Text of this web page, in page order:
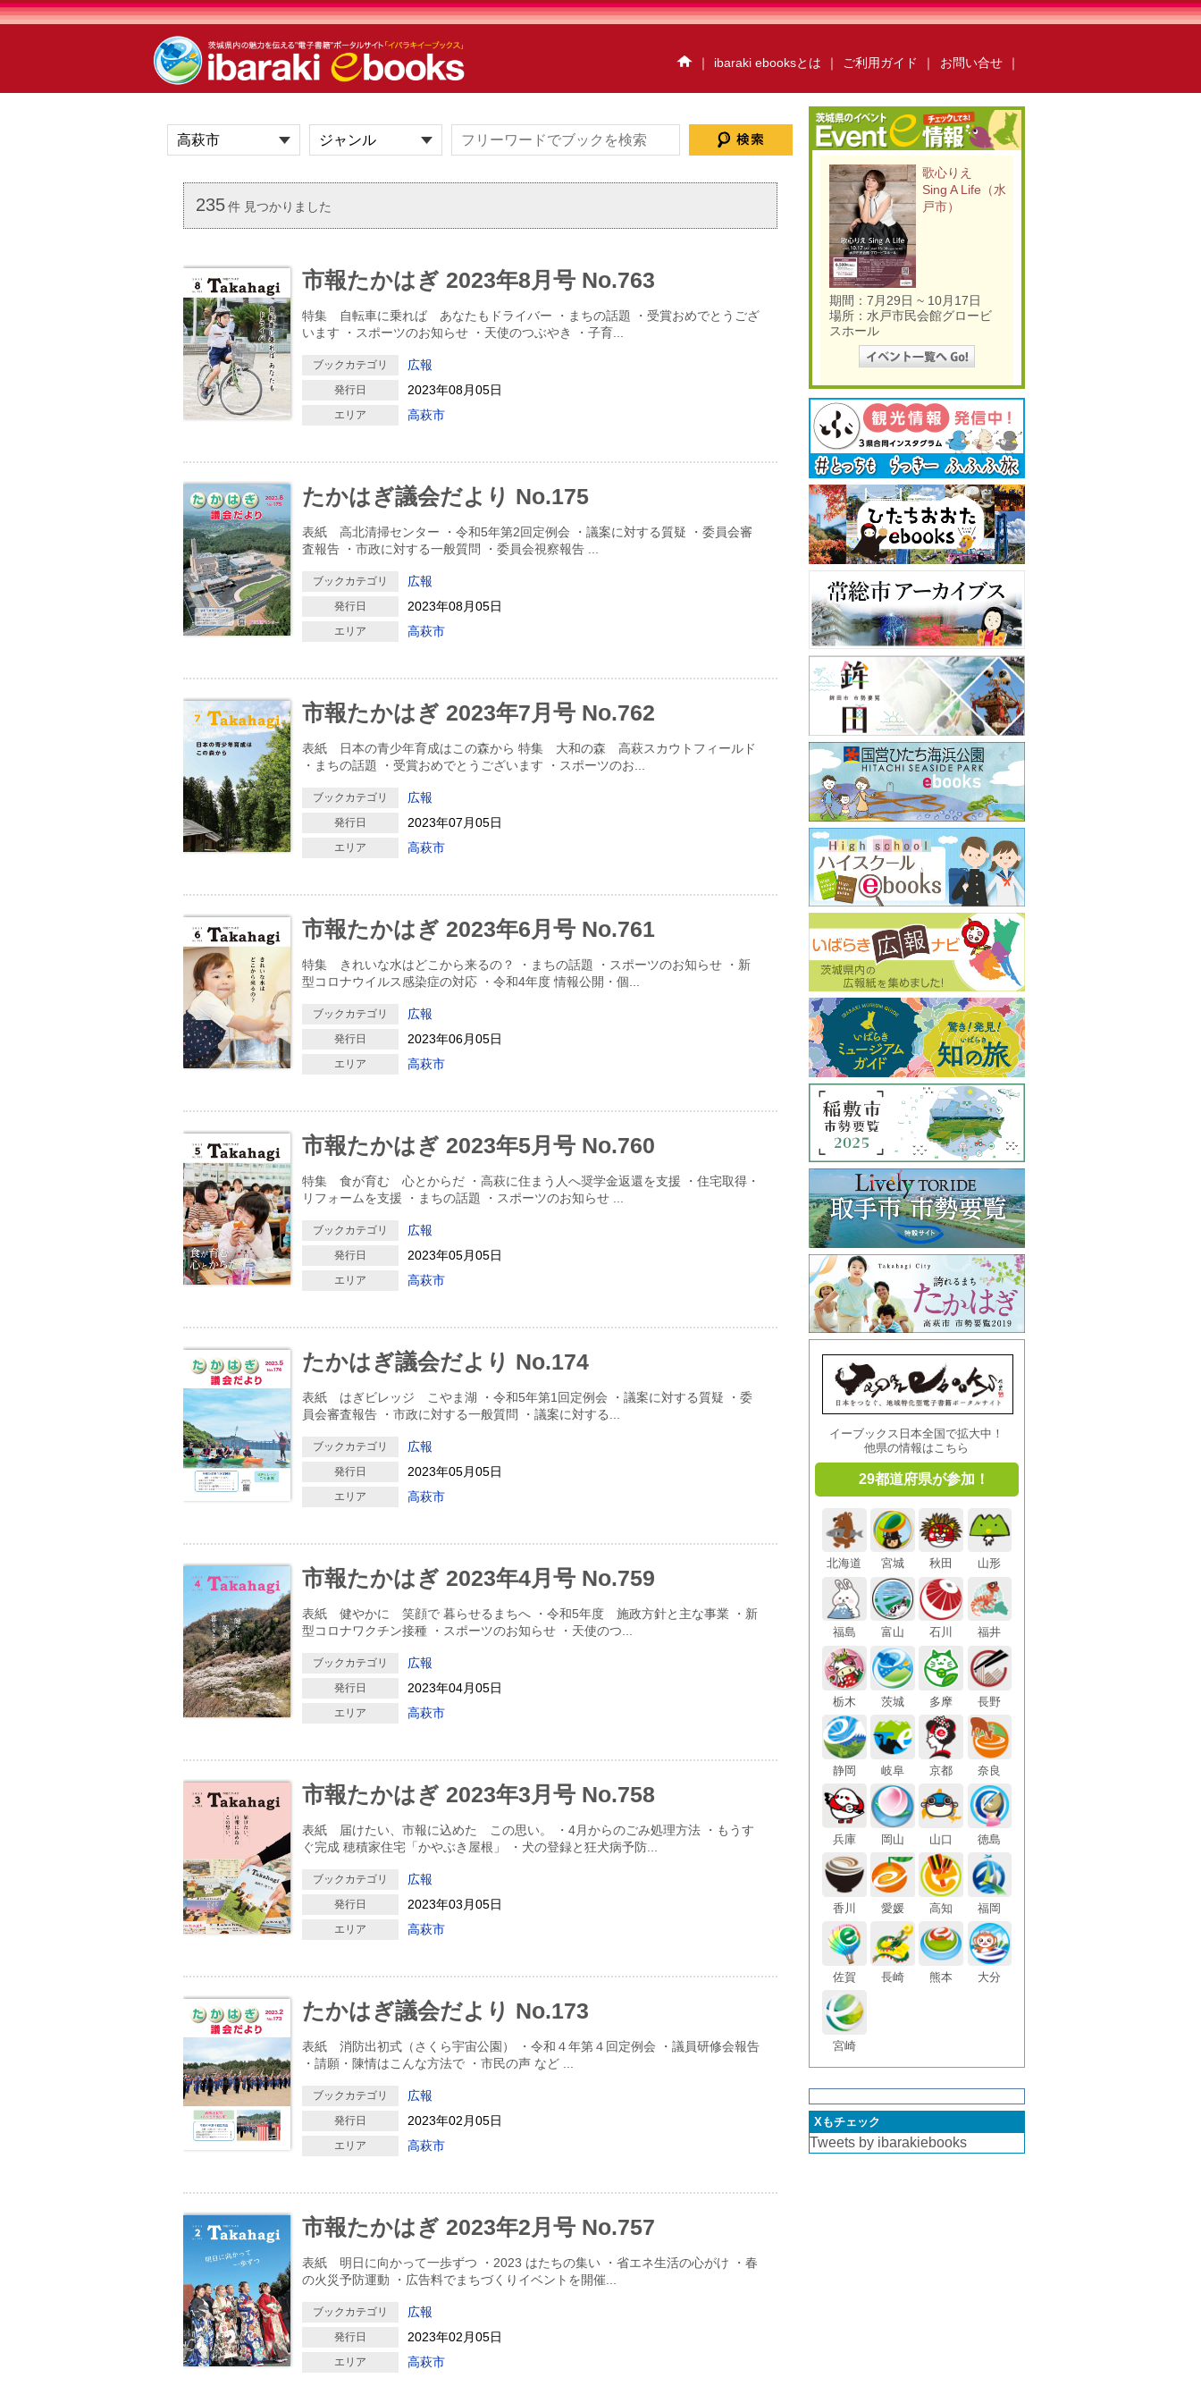
｜ ibaraki ebooksとは ｜ ご利用ガイド ｜ お問い合せ ｜
イベント情報 ハイスクールebooks
かみすebooks
だいごebooks
おおあらいebooks
ごかebooks
茨城県北ジオパークebooks
いばらき広報ナビ
アクアワールド・大洗ebooks
O-taful
ちっと行ってみっけ？
ウォーキングハイキング
いばらき防災の本棚
運営会社 ご利用ガイド
お問い合わせ 掲載の方法
セキュリティポリシー
235 件 見つかりました
市報たかはぎ 2023年8月号 No.763
特集 自転車に乗れば あなたもドライバー ・まちの話題 ・受賞おめでとうござ
います ・スポーツのお知らせ ・天使のつぶやき ・子育...
ブックカテゴリ 広報
発行日 2023年08月05日
エリア 高萩市
たかはぎ議会だより No.175
表紙 高北清掃センター ・令和5年第2回定例会 ・議案に対する質疑 ・委員会審
査報告 ・市政に対する一般質問 ・委員会視察報告
ブックカテゴリ 広報
発行日 2023年08月05日
エリア 高萩市
市報たかはぎ 2023年7月号 No.762
表紙 日本の青少年育成はこの森から 特集 大和の森 高萩スカウトフィールド
・まちの話題 ・受賞おめでとうございます ・スポーツのお
ブックカテゴリ 広報
発行日 2023年07月05日
エリア 高萩市
市報たかはぎ 2023年6月号 No.761
特集 きれいな水はどこから来るの？ ・まちの話題 ・スポーツのお知らせ ・新
型コロナウイルス感染症の対応 ・令和4年度 情報公開・個
ブックカテゴリ 広報
発行日 2023年06月05日
エリア 高萩市
市報たかはぎ 2023年5月号 No.760
特集 食が育む 心とからだ ・高萩に住まう人へ奨学金返還を支援 ・住宅取得・
リフォームを支援 ・まちの話題 ・スポーツのお知らせ
ブックカテゴリ 広報
発行日 2023年05月05日
エリア 高萩市
たかはぎ議会だより No.174
表紙 はぎビレッジ こやま湖 ・令和5年第1回定例会 ・議案に対する質疑 ・委
員会審査報告 ・市政に対する一般質問 ・議案に対する
ブックカテゴリ 広報
発行日 2023年05月05日
エリア 高萩市
市報たかはぎ 2023年4月号 No.759
表紙 健やかに 笑顔で 暮らせるまちへ ・令和5年度 施政方針と主な事業 ・新
型コロナワクチン接種 ・スポーツのお知らせ ・天使のつ
ブックカテゴリ 広報
発行日 2023年04月05日
エリア 高萩市
市報たかはぎ 2023年3月号 No.758
表紙 届けたい、市報に込めた この思い。 ・4月からのごみ処理方法 ・もうす
ぐ完成 穂積家住宅「かやぶき屋根」 ・犬の登録と狂犬病予防...
ブックカテゴリ 広報
発行日 2023年03月05日
エリア 高萩市
たかはぎ議会だより No.173
表紙 消防出初式（さくら宇宙公園） ・令和４年第４回定例会 ・議員研修会報告
・請願・陳情はこんな方法で ・市民の声 など
ブックカテゴリ 広報
発行日 2023年02月05日
エリア 高萩市
市報たかはぎ 2023年2月号 No.757
表紙 明日に向かって一歩ずつ ・2023 はたちの集い ・省エネ生活の心がけ ・春
の火災予防運動 ・広告料でまちづくりイベントを開催
ブックカテゴリ 広報
発行日 2023年02月05日
エリア 高萩市
歌心りえ
Sing A Life（水
戸市）
期間：7月29日 ~ 10月17日
場所：水戸市民会館グロービ
スホール
イーブックス日本全国で拡大中！
他県の情報はこちら
29都道府県が参加！
北海道 宮城 秋田 山形
福島 富山 石川 福井
栃木 茨城 多摩 長野
静岡 岐阜 京都 奈良
兵庫 岡山 山口 徳島
香川 愛媛 高知 福岡
佐賀 長崎 熊本 大分
宮崎
Xもチェック
Tweets by ibarakiebooks